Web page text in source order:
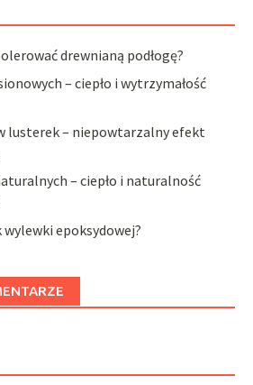
drewnianą podłogę?
– ciepło i wytrzymałość
lusterek – niepowtarzalny efekt
– ciepło i naturalność
wylewki epoksydowej?